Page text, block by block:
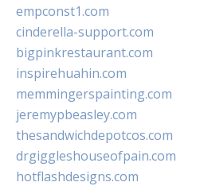
empconst1.com
cinderella-support.com
bigpinkrestaurant.com
inspirehuahin.com
memmingerspainting.com
jeremypbeasley.com
thesandwichdepotcos.com
drgiggleshouseofpain.com
hotflashdesigns.com